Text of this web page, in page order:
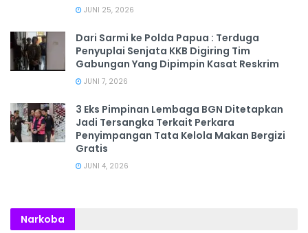
JUNI 25, 2026
Dari Sarmi ke Polda Papua : Terduga
Penyuplai Senjata KKB Digiring Tim
Gabungan Yang Dipimpin Kasat Reskrim
JUNI 7, 2026
3 Eks Pimpinan Lembaga BGN Ditetapkan
Jadi Tersangka Terkait Perkara
Penyimpangan Tata Kelola Makan Bergizi
Gratis
JUNI 4, 2026
Narkoba